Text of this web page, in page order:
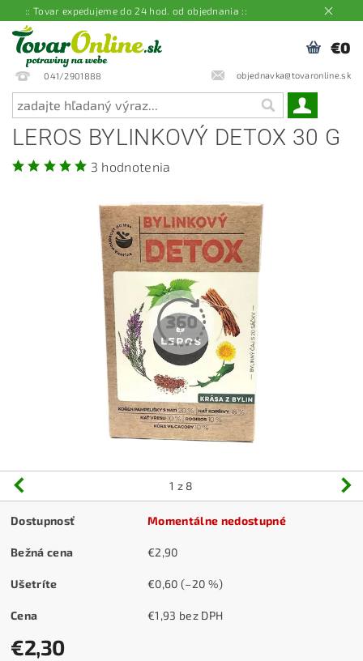
:: Tovar expedujeme do 24 hod. od objednania ::
041/2901888 objednavka@tovaronline.sk
€0
LEROS BYLINKOVÝ DETOX 30 G
3 hodnotenia
1 z 8
Dostupnosť Momentálne nedostupné
Bežná cena €2,90
Ušetríte €0,60(–20 %)
Cena €1,93 bez DPH
€2,30